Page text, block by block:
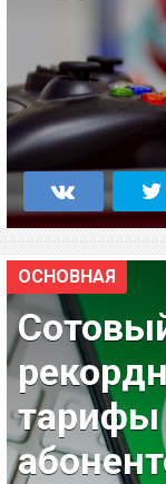
ОСНОВНАЯ
тарифы